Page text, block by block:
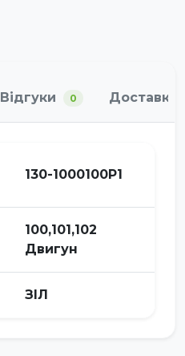
Відгуки 0 Доставка
130-1000100Р1
100,101,102
Двигун
ЗІЛ